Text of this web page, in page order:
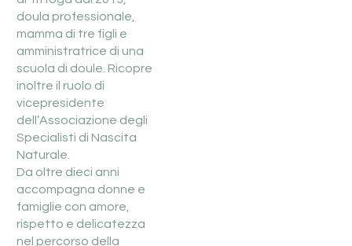
doula professionale,
mamma di tre figli e
amministratrice di una
scuola di doule. Ricopre
inoltre il ruolo di
vicepresidente
dell’Associazione degli
Specialisti di Nascita
Naturale.
Da oltre dieci anni
accompagna donne e
famiglie con amore,
rispetto e delicatezza
nel percorso della